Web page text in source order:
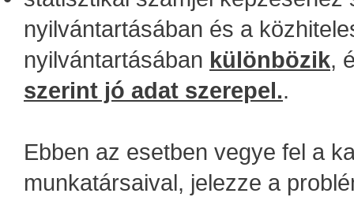
nyilvántartásában és a
nyilvántartásában különbözik,
szerint jó adat szerepel..
Ebben az esetben vegye fel a
munkatársaival, jelezze a